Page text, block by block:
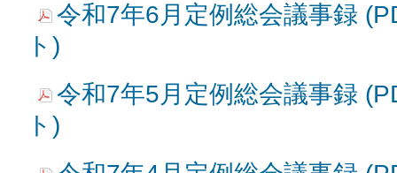
令和7年6月定例総会議事録
ト)
令和7年5月定例総会議事録
ト)